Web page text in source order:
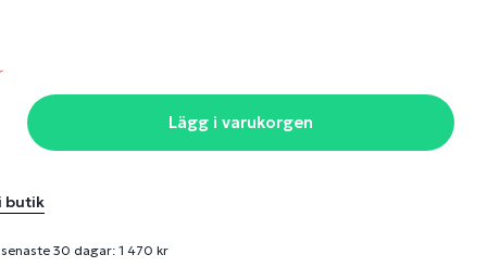
Lägg i varukorgen
butik
30 dagar: 1 470 kr